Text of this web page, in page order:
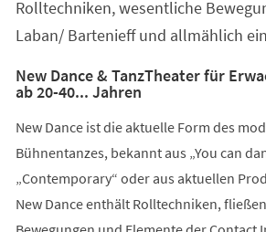
Rolltechniken, wesentliche
Laban/ Bartenieff und allmählich
New Dance & TanzTheater für
ab 20-40... Jahren
New Dance ist die aktuelle Form des
Bühnentanzes, bekannt aus „You can
„Contemporary“ oder aus aktuellen
New Dance enthält Rolltechniken,